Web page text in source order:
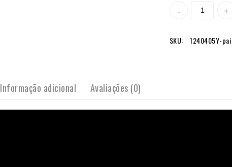
SKU: 1240405Y-pai
Informação adicional Avaliações (0)